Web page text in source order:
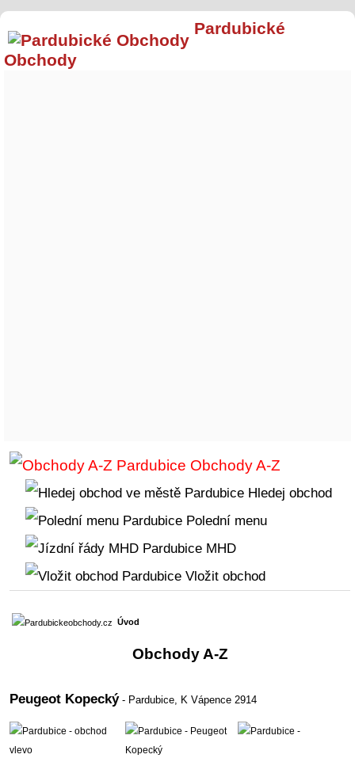
Pardubické
Obchody
Obchody A-Z
Hledej obchod
Polední menu
MHD
Vložit obchod
Úvod
Obchody A-Z
Peugeot Kopecký- Pardubice, K Vápence 2914